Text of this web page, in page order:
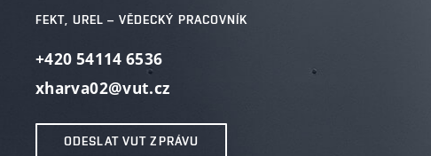
FEKT, UREL – VĚDECKÝ PRACOVNÍK
+420 54114 6536
xharva02@vut.cz
ODESLAT VUT ZPRÁVU